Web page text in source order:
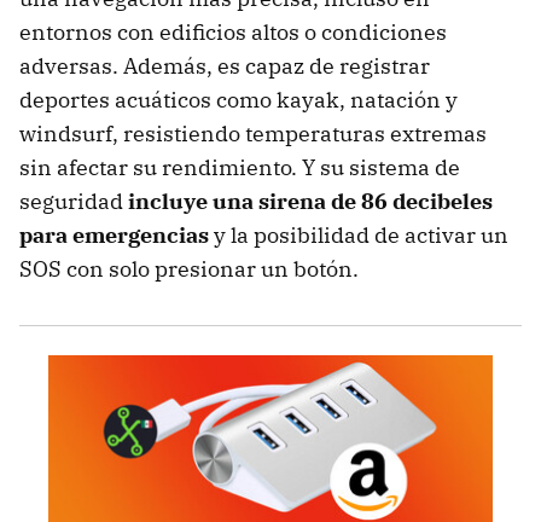
entornos con edificios altos o condiciones
adversas. Además, es capaz de registrar
deportes acuáticos como kayak, natación y
windsurf, resistiendo temperaturas extremas
sin afectar su rendimiento. Y su sistema de
seguridadincluye una sirena de 86 decibeles
para emergenciasy la posibilidad de activar un
SOS con solo presionar un botón.